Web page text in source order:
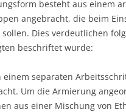
besteht aus einem
angebracht, die beim
Dies verdeutlichen
beschriftet wurde:
separaten
Um die Armierung
aus einer Mischung von